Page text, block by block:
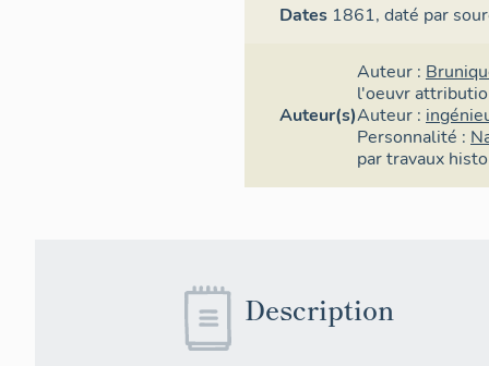
Dates 1861, daté par
Auteur(s)
Auteur :
l'oeuvr
Auteur :
Personnalité :
par travaux
Description